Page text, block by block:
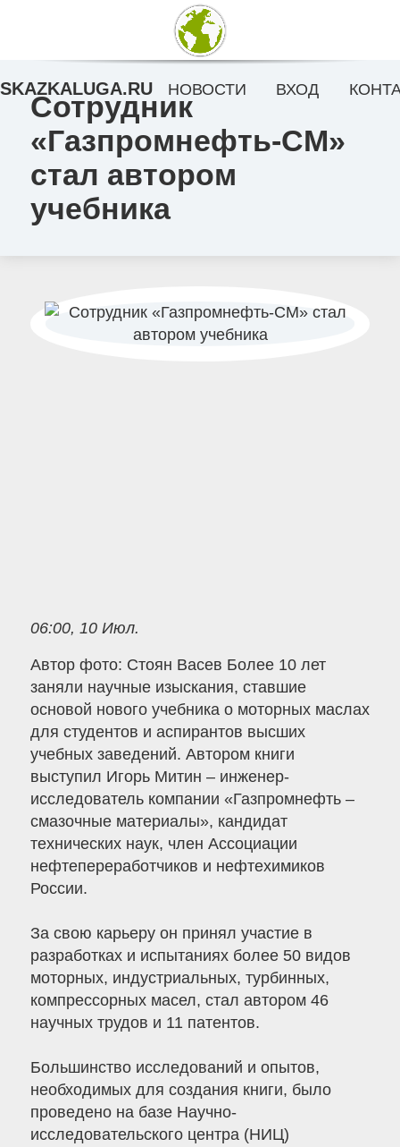
Сотрудник
«Газпромнефть-СМ»
стал автором
учебника
06:00, 10 Июл.
Автор фото: Стоян Васев Более 10 лет
заняли научные изыскания, ставшие
основой нового учебника о моторных маслах
для студентов и аспирантов высших
учебных заведений. Автором книги
выступил Игорь Митин – инженер-
исследователь компании «Газпромнефть –
смазочные материалы», кандидат
технических наук, член Ассоциации
нефтепереработчиков и нефтехимиков
России.
За свою карьеру он принял участие в
разработках и испытаниях более 50 видов
моторных, индустриальных, турбинных,
компрессорных масел, стал автором 46
научных трудов и 11 патентов.
Большинство исследований и опытов,
необходимых для создания книги, было
проведено на базе Научно-
исследовательского центра (НИЦ)
SKAZKALUGA.RU НОВОСТИ ВХОД